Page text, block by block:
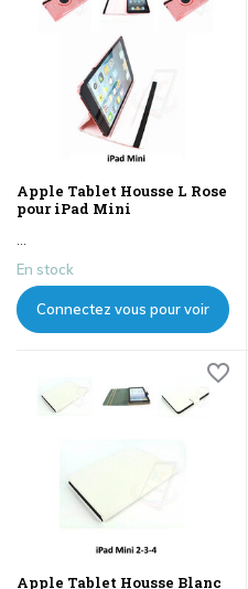
Apple Tablet Housse L Rose
pour iPad Mini
En stock
Connectez vous pour voir
Apple Tablet Housse Blanc